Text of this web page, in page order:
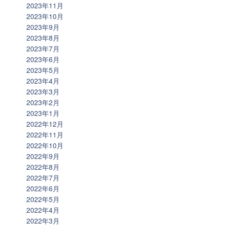
2023年11月
2023年10月
2023年9月
2023年8月
2023年7月
2023年6月
2023年5月
2023年4月
2023年3月
2023年2月
2023年1月
2022年12月
2022年11月
2022年10月
2022年9月
2022年8月
2022年7月
2022年6月
2022年5月
2022年4月
2022年3月